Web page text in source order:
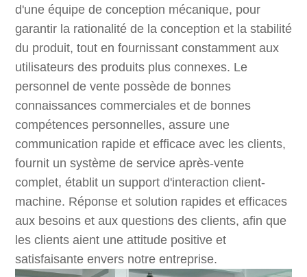
d'une équipe de conception mécanique, pour
garantir la rationalité de la conception et la stabilité
du produit, tout en fournissant constamment aux
utilisateurs des produits plus connexes. Le
personnel de vente possède de bonnes
connaissances commerciales et de bonnes
compétences personnelles, assure une
communication rapide et efficace avec les clients,
fournit un système de service après-vente
complet, établit un support d'interaction client-
machine. Réponse et solution rapides et efficaces
aux besoins et aux questions des clients, afin que
les clients aient une attitude positive et
satisfaisante envers notre entreprise.